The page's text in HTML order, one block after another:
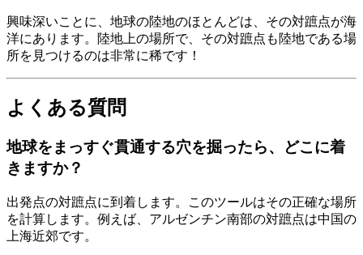
興味深いことに、地球の陸地のほとんどは、その対蹠点が海
洋にあります。陸地上の場所で、その対蹠点も陸地である場
所を見つけるのは非常に稀です！
よくある質問
地球をまっすぐ貫通する穴を掘ったら、どこに着
きますか？
出発点の対蹠点に到着します。このツールはその正確な場所
を計算します。例えば、アルゼンチン南部の対蹠点は中国の
上海近郊です。